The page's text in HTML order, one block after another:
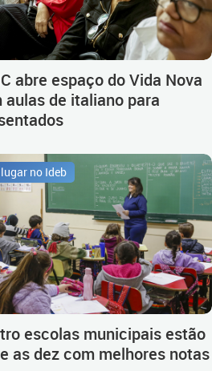
abre espaço do Vida Nova
aulas de italiano para
lugar no Ideb
escolas municipais estão
as dez com melhores notas